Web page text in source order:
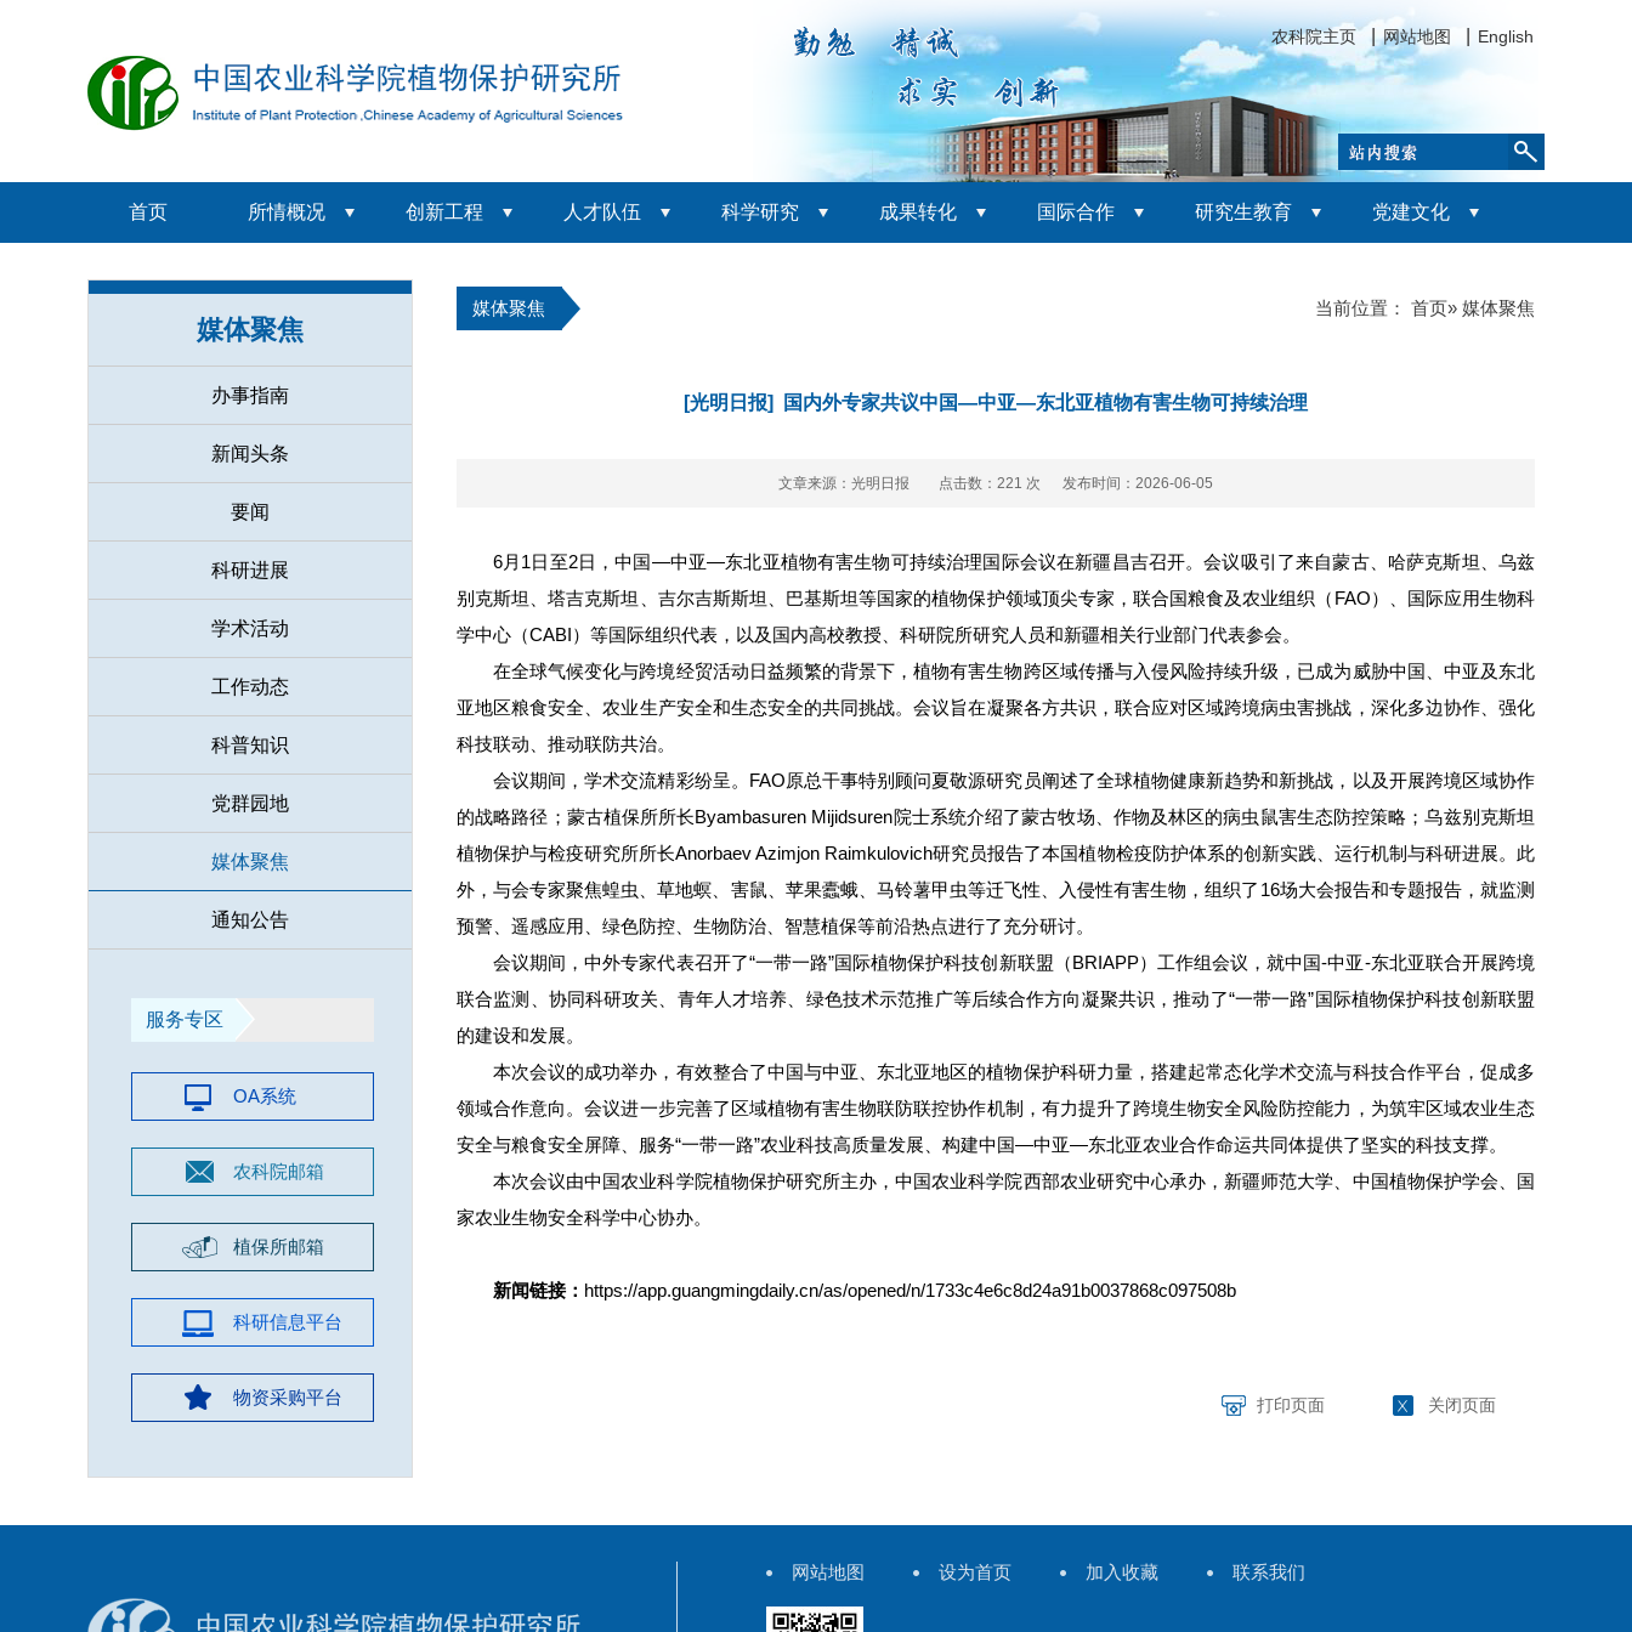
农科院主页 网站地图 English
首页 所情概况 创新工程 人才队伍 科学研究 成果转化 国际合作 研究生教育 党建文化
媒体聚焦
办事指南
新闻头条
要闻
科研进展
学术活动
工作动态
科普知识
党群园地
媒体聚焦
通知公告
服务专区
OA系统
农科院邮箱
植保所邮箱
科研信息平台
物资采购平台
媒体聚焦 当前位置： 首页» 媒体聚焦
[光明日报] 国内外专家共议中国—中亚—东北亚植物有害生物可持续治理
文章来源：光明日报 点击数： 221 次 发布时间：2026-06-05
6月1日至2日，中国—中亚—东北亚植物有害生物可持续治理国际会议在新疆昌吉召开。会议吸引了来自蒙古、哈萨克斯坦、乌兹
别克斯坦、塔吉克斯坦、吉尔吉斯斯坦、巴基斯坦等国家的植物保护领域顶尖专家，联合国粮食及农业组织（FAO）、国际应用生物科
学中心（CABI）等国际组织代表，以及国内高校教授、科研院所研究人员和新疆相关行业部门代表参会。
在全球气候变化与跨境经贸活动日益频繁的背景下，植物有害生物跨区域传播与入侵风险持续升级，已成为威胁中国、中亚及东北
亚地区粮食安全、农业生产安全和生态安全的共同挑战。会议旨在凝聚各方共识，联合应对区域跨境病虫害挑战，深化多边协作、强化
科技联动、推动联防共治。
会议期间，学术交流精彩纷呈。FAO原总干事特别顾问夏敬源研究员阐述了全球植物健康新趋势和新挑战，以及开展跨境区域协作
的战略路径；蒙古植保所所长Byambasuren Mijidsuren院士系统介绍了蒙古牧场、作物及林区的病虫鼠害生态防控策略；乌兹别克斯坦
植物保护与检疫研究所所长Anorbaev Azimjon Raimkulovich研究员报告了本国植物检疫防护体系的创新实践、运行机制与科研进展。此
外，与会专家聚焦蝗虫、草地螟、害鼠、苹果蠹蛾、马铃薯甲虫等迁飞性、入侵性有害生物，组织了16场大会报告和专题报告，就监测
预警、遥感应用、绿色防控、生物防治、智慧植保等前沿热点进行了充分研讨。
会议期间，中外专家代表召开了“一带一路”国际植物保护科技创新联盟（BRIAPP）工作组会议，就中国-中亚-东北亚联合开展跨境
联合监测、协同科研攻关、青年人才培养、绿色技术示范推广等后续合作方向凝聚共识，推动了“一带一路”国际植物保护科技创新联盟
的建设和发展。
本次会议的成功举办，有效整合了中国与中亚、东北亚地区的植物保护科研力量，搭建起常态化学术交流与科技合作平台，促成多
领域合作意向。会议进一步完善了区域植物有害生物联防联控协作机制，有力提升了跨境生物安全风险防控能力，为筑牢区域农业生态
安全与粮食安全屏障、服务“一带一路”农业科技高质量发展、构建中国—中亚—东北亚农业合作命运共同体提供了坚实的科技支撑。
本次会议由中国农业科学院植物保护研究所主办，中国农业科学院西部农业研究中心承办，新疆师范大学、中国植物保护学会、国
家农业生物安全科学中心协办。
新闻链接： https://app.guangmingdaily.cn/as/opened/n/1733c4e6c8d24a91b0037868c097508b
打印页面 关闭页面
网站地图 设为首页 加入收藏 联系我们